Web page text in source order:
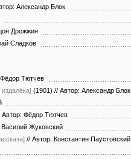
Александр Блок
Дрожжин
Сладков
Тютчев
(1901) // Автор: Александр Блок
Автор: Фёдор Тютчев
Василий Жуковский
// Автор: Константин Паустовский